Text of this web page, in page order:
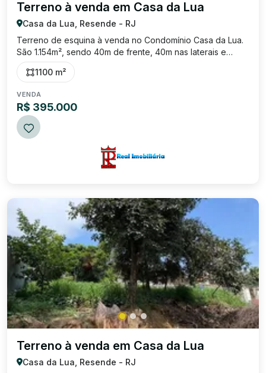
Terreno à venda em Casa da Lua
Casa da Lua, Resende - RJ
Terreno de esquina à venda no Condomínio Casa da Lua.
São 1.154m², sendo 40m de frente, 40m nas laterais e
12,50m de fundos.
1100 m²
VENDA
R$ 395.000
Terreno à venda em Casa da Lua
Casa da Lua, Resende - RJ